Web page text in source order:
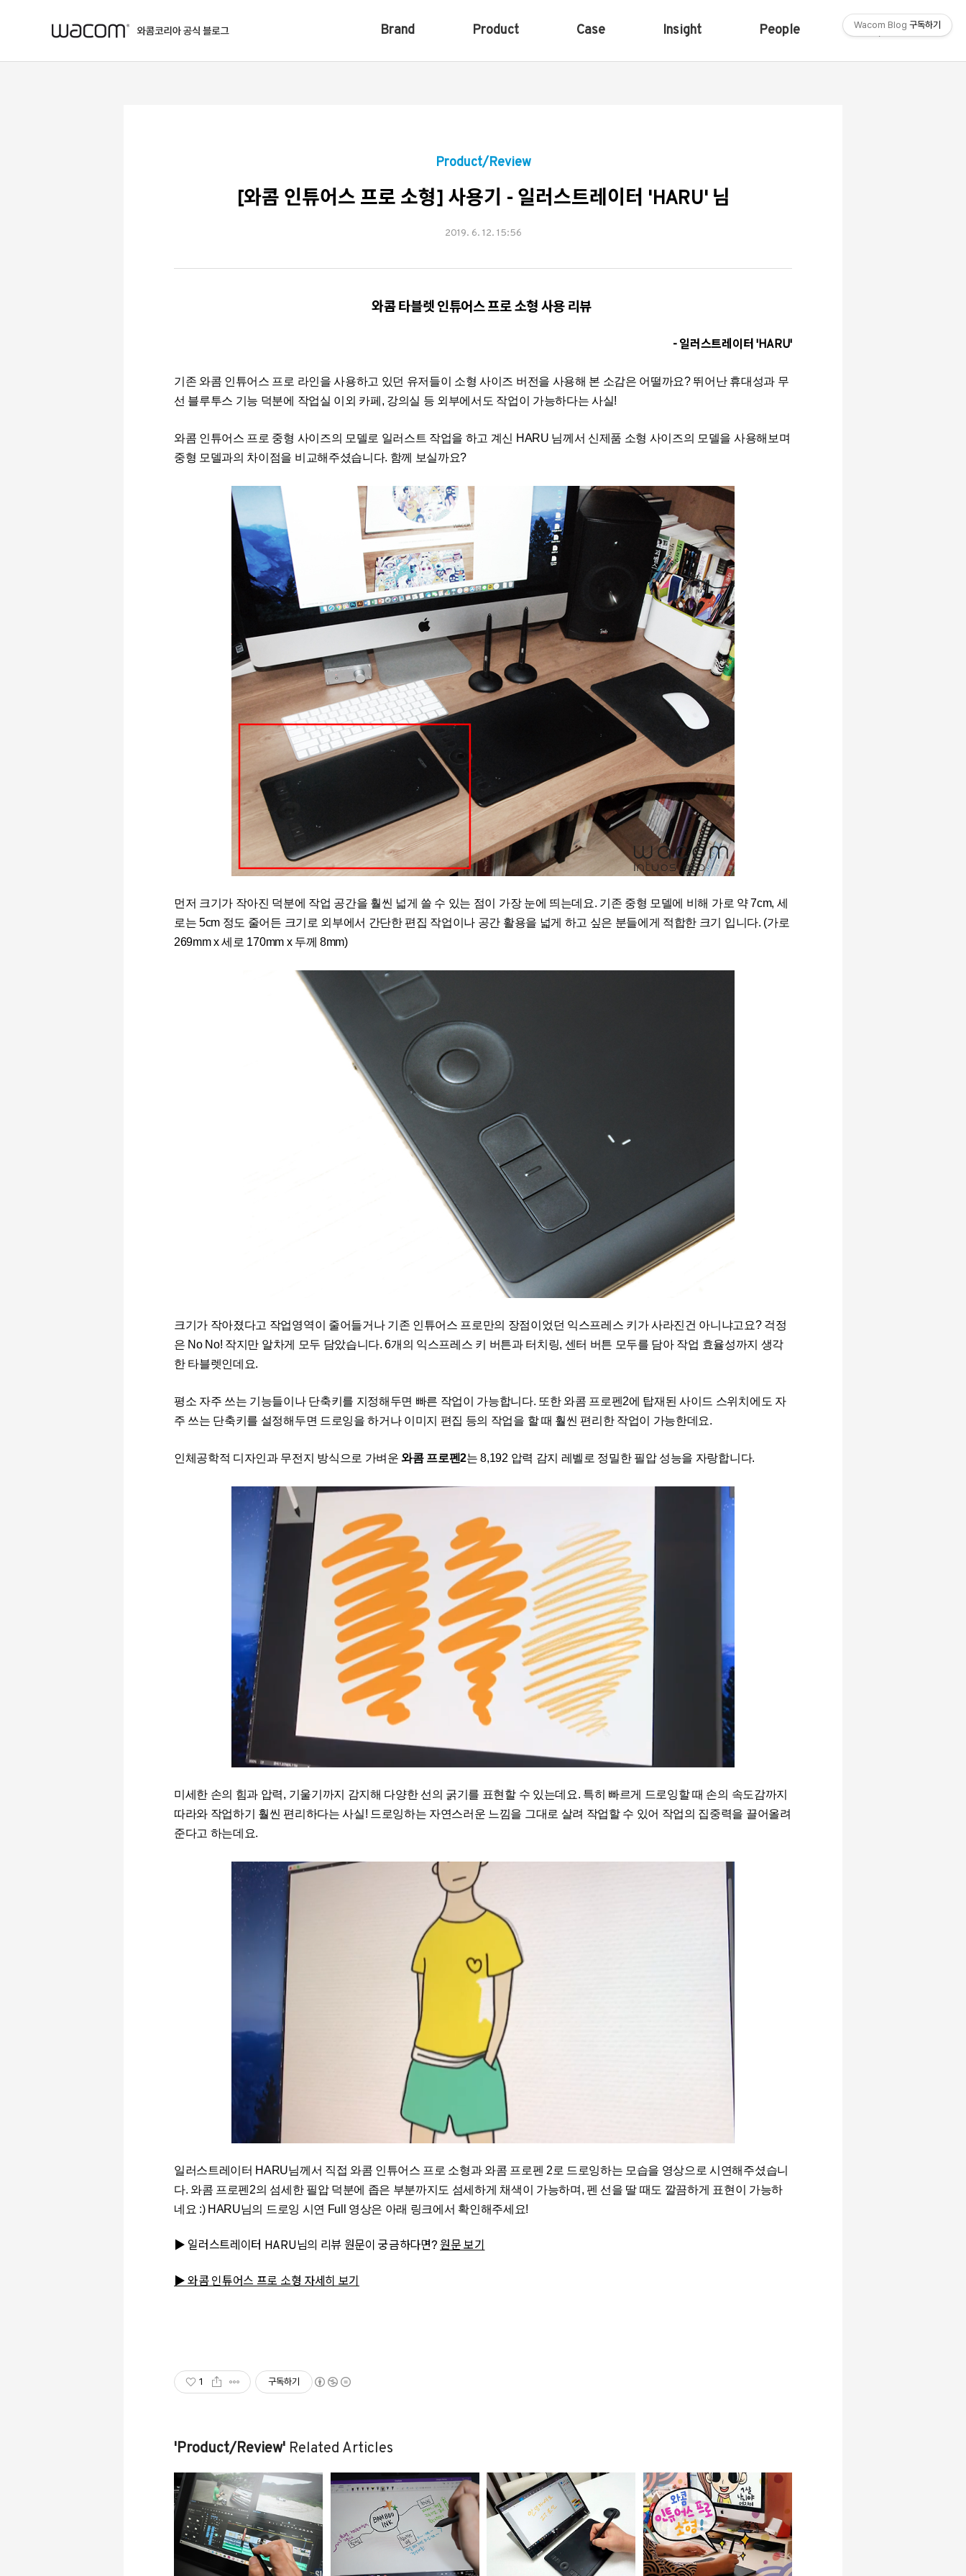
Brand Product Case Insight People Shop
Product/Review
[와콤 인튜어스 프로 소형] 사용기 - 일러스트레이터 'HARU' 님
2019. 6. 12. 15:56
와콤 타블렛 인튜어스 프로 소형 사용 리뷰
- 일러스트레이터 'HARU'
기존 와콤 인튜어스 프로 라인을 사용하고 있던 유저들이 소형 사이즈 버전을 사용해 본 소감은 어떨까요? 뛰어난 휴대성과 무
선 블루투스 기능 덕분에 작업실 이외 카페, 강의실 등 외부에서도 작업이 가능하다는 사실!
와콤 인튜어스 프로 중형 사이즈의 모델로 일러스트 작업을 하고 계신 HARU 님께서 신제품 소형 사이즈의 모델을 사용해보며
중형 모델과의 차이점을 비교해주셨습니다. 함께 보실까요?
먼저 크기가 작아진 덕분에 작업 공간을 훨씬 넓게 쓸 수 있는 점이 가장 눈에 띄는데요. 기존 중형 모델에 비해 가로 약 7cm, 세
로는 5cm 정도 줄어든 크기로 외부에서 간단한 편집 작업이나 공간 활용을 넓게 하고 싶은 분들에게 적합한 크기 입니다. (가로
269mm x 세로 170mm x 두께 8mm)
크기가 작아졌다고 작업영역이 줄어들거나 기존 인튜어스 프로만의 장점이었던 익스프레스 키가 사라진건 아니냐고요? 걱정
은 No No! 작지만 알차게 모두 담았습니다. 6개의 익스프레스 키 버튼과 터치링, 센터 버튼 모두를 담아 작업 효율성까지 생각
한 타블렛인데요.
평소 자주 쓰는 기능들이나 단축키를 지정해두면 빠른 작업이 가능합니다. 또한 와콤 프로펜2에 탑재된 사이드 스위치에도 자
주 쓰는 단축키를 설정해두면 드로잉을 하거나 이미지 편집 등의 작업을 할 때 훨씬 편리한 작업이 가능한데요.
인체공학적 디자인과 무전지 방식으로 가벼운와콤 프로펜2는 8,192 압력 감지 레벨로 정밀한 필압 성능을 자랑합니다.
미세한 손의 힘과 압력, 기울기까지 감지해 다양한 선의 굵기를 표현할 수 있는데요. 특히 빠르게 드로잉할 때 손의 속도감까지
따라와 작업하기 훨씬 편리하다는 사실! 드로잉하는 자연스러운 느낌을 그대로 살려 작업할 수 있어 작업의 집중력을 끌어올려
준다고 하는데요.
일러스트레이터 HARU님께서 직접 와콤 인튜어스 프로 소형과 와콤 프로펜 2로 드로잉하는 모습을 영상으로 시연해주셨습니
다. 와콤 프로펜2의 섬세한 필압 덕분에 좁은 부분까지도 섬세하게 채색이 가능하며, 펜 선을 딸 때도 깔끔하게 표현이 가능하
네요 :) HARU님의 드로잉 시연 Full 영상은 아래 링크에서 확인해주세요!
▶ 일러스트레이터 HARU님의 리뷰 원문이 궁금하다면?원문 보기
▶ 와콤 인튜어스 프로 소형 자세히 보기
1 구독하기
'Product/Review' Related Articles
Wacom Blog 구독하기